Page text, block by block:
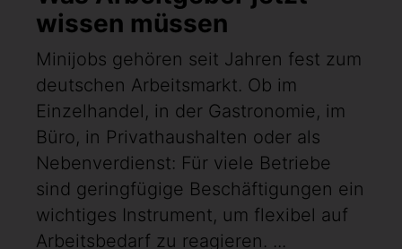
wissen müssen
Minijobs gehören seit Jahren fest zum
deutschen Arbeitsmarkt. Ob im
Einzelhandel, in der Gastronomie, im
Büro, in Privathaushalten oder als
Nebenverdienst: Für viele Betriebe
sind geringfügige Beschäftigungen ein
wichtiges Instrument, um flexibel auf
Arbeitsbedarf zu reagieren. ...